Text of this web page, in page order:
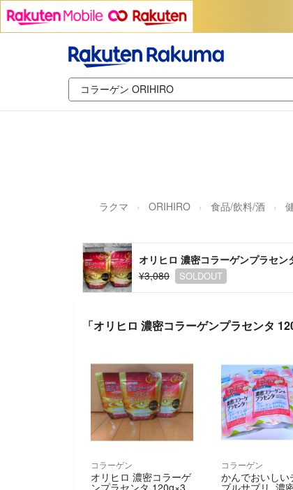
ラクマ ORIHIRO 食品/飲料/酒
オリヒロ 濃密コラーゲンプラセン
¥3,080
SOLDOUT
「オリヒロ 濃密コラーゲンプラセンタ
コラーゲン
オリヒロ 濃密コラーゲ
ンプラセンタ 120g×3
コラーゲン
かんでおいしい
ブルサブリ 濃